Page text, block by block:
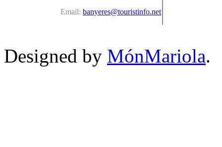
Email: banyeres@touristinfo.net
Designed by MónMariola.